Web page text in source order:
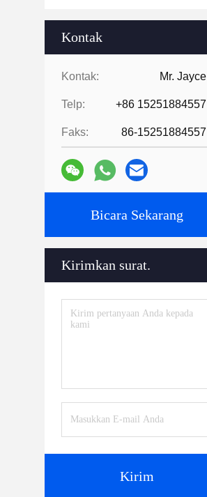
Kontak
Kontak: Mr. Jayce
Telp: +86 15251884557
Faks: 86-15251884557
Bicara Sekarang
Kirimkan surat.
Kirim